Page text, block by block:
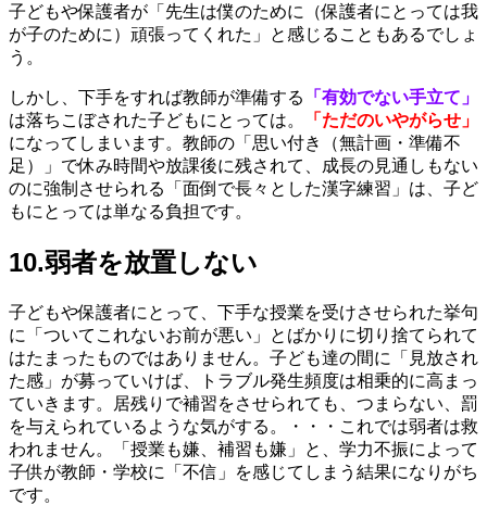
子どもや保護者が「先生は僕のために（保護者にとっては我
が子のために）頑張ってくれた」と感じることもあるでしょ
う。
しかし、下手をすれば教師が準備する
「有効でない手立て」
は落ちこぼされた子どもにとっては。
「ただのいやがらせ」
になってしまいます。教師の「思い付き（無計画・準備不
足）」で休み時間や放課後に残されて、成長の見通しもない
のに強制させられる「面倒で長々とした漢字練習」は、子ど
もにとっては単なる負担です。
10.弱者を放置しない
子どもや保護者にとって、下手な授業を受けさせられた挙句
に「ついてこれないお前が悪い」とばかりに切り捨てられて
はたまったものではありません。子ども達の間に「見放され
た感」が募っていけば、トラブル発生頻度は相乗的に高まっ
ていきます。居残りで補習をさせられても、つまらない、罰
を与えられているような気がする。・・・これでは弱者は救
われません。「授業も嫌、補習も嫌」と、学力不振によって
子供が教師・学校に「不信」を感じてしまう結果になりがち
です。